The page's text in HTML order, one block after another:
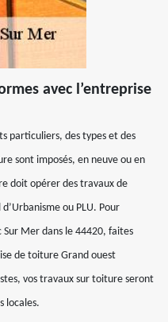
avec l’entreprise
particuliers, des types et des
sont imposés, en neuve ou en
doit opérer des travaux de
ou PLU. Pour
Mer dans le 44420, faites
de toiture Grand ouest
vos travaux sur toiture seront
locales.